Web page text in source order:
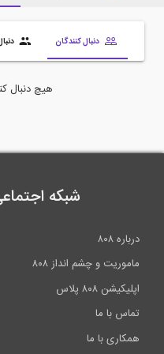
دنبال کنندگان
هیچ دنبال
شبکه
درباره ۸۰۸
ماموریت و چشم انداز ۸۰۸
اپلیکیشن ۸۰۸ پلاس
تماس با ما
همکاری با ما